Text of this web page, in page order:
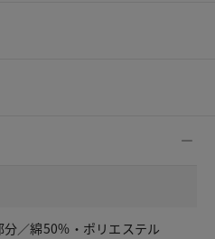
／綿50%・ポリエステル